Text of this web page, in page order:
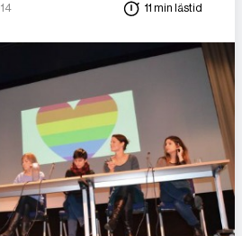
11 min lästid